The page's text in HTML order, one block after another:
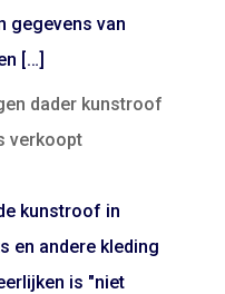
gegevens van
[…]
dader kunstroof
verkoopt
kunstroof in
en andere kleding
is "niet